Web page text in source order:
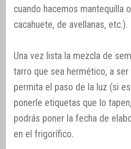
cuando hacemos mantequilla
cacahuete, de avellanas, etc.).
Una vez lista la mezcla de
tarro que sea hermético, a
permita el paso de la luz (si
ponerle etiquetas que lo
podrás poner la fecha de
en el frigorífico.